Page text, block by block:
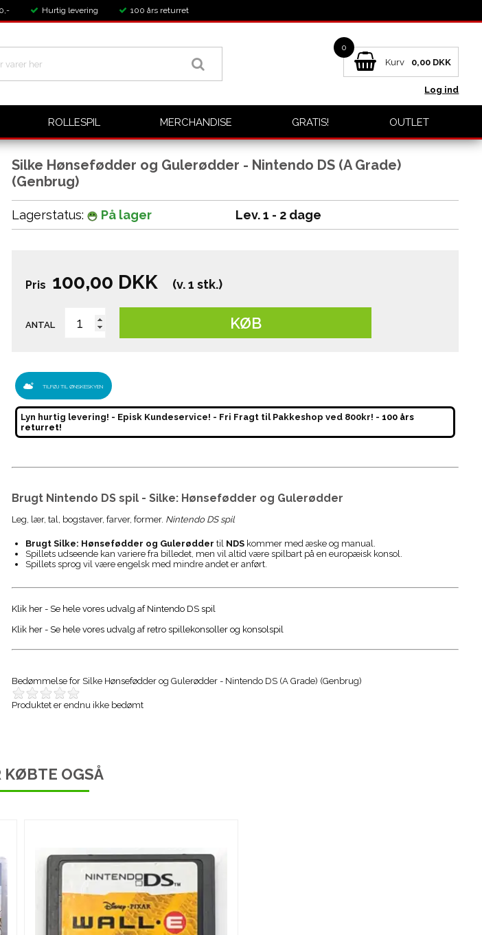
Hurtig levering 100 års returret
0
Kurv 0,00 DKK
Log ind
ROLLESPIL MERCHANDISE GRATIS! OUTLET
Silke Hønsefødder og Gulerødder - Nintendo DS (A Grade)
(Genbrug)
Lagerstatus: På lager Lev. 1 - 2 dage
Pris 100,00 DKK (v. 1 stk.)
ANTAL KØB
TILFØJ TIL ØNSKESKYEN
Lyn hurtig levering! - Episk Kundeservice! - Fri Fragt til Pakkeshop ved 800kr! - 100 års
returret!
Brugt Nintendo DS spil - Silke: Hønsefødder og Gulerødder
Leg, lær, tal, bogstaver, farver, former. Nintendo DS spil
Brugt Silke: Hønsefødder og Gulerøddertil NDS kommer med æske og manual.
Spillets udseende kan variere fra billedet, men vil altid være spilbart på en europæisk konsol.
Spillets sprog vil være engelsk med mindre andet er anført.
Klik her - Se hele vores udvalg af Nintendo DS spil
Klik her - Se hele vores udvalg af retro spillekonsoller og konsolspil
Bedømmelse for Silke Hønsefødder og Gulerødder - Nintendo DS (A Grade) (Genbrug)
Produktet er endnu ikke bedømt
KØBTE OGSÅ